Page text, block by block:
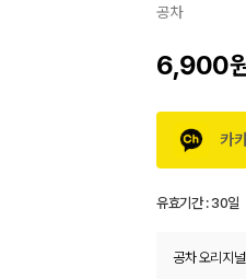
공차
6,900
카
유효기간 :30일
공차 오리지